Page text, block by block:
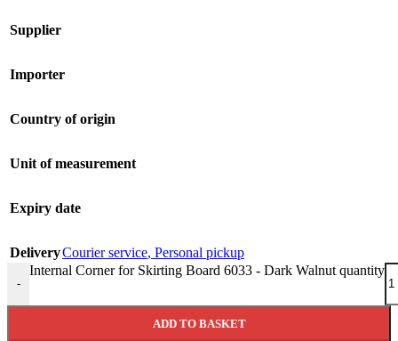
Supplier
Importer
Country of origin
Unit of measurement
Expiry date
DeliveryCourier service, Personal pickup
-
Internal Corner for Skirting Board 6033 - Dark Walnut quantity
ADD TO BASKET